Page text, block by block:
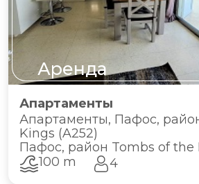
Аренда
Апартаменты
Апартаменты, Пафос,
Kings (A252)
Пафос, район Tombs of the
100 m
4